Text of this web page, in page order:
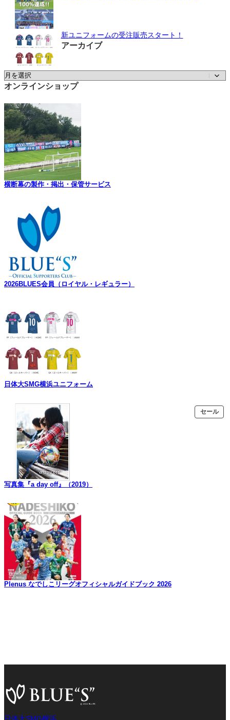
新ユニフォームの受注販売スタート！
アーカイブ
ア
ー
イ
ブ
オンラインショップ
横断幕の製作・掲出・保管サービス
2026BLUES会員（ロイヤル・レギュラー）
日体大SMG横浜ユニフォーム
セール販
売
写真集『a day off』（2019）
Plenus なでしこリーグオフィシャルガイドブック 2026